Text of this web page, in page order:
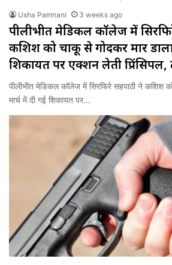
Usha Pamnani 3 weeks ago
पीलीभीत मेडिकल कॉलेज में
कशिश को चाकू से गोदकर मार
शिकायत पर एक्शन लेती प्रिंसिपल,
पीलीभीत मेडिकल कॉलेज में सिरफिरे सहपाठी ने कशिश
मार्च में दी गई शिकायत पर…